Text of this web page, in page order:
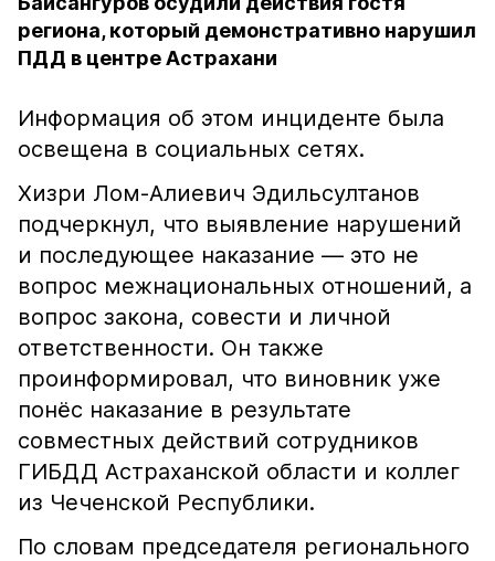
региона, который демонстративно нарушил
ПДД в центре Астрахани
Информация об этом инциденте была
освещена в социальных сетях.
Хизри Лом-Алиевич Эдильсултанов
подчеркнул, что выявление нарушений
и последующее наказание — это не
вопрос межнациональных отношений, а
вопрос закона, совести и личной
ответственности. Он также
проинформировал, что виновник уже
понёс наказание в результате
совместных действий сотрудников
ГИБДД Астраханской области и коллег
из Чеченской Республики.
По словам председателя регионального